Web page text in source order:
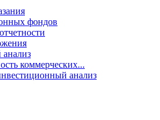
фондов
коммерческих...
анализ